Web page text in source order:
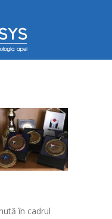
în cadrul